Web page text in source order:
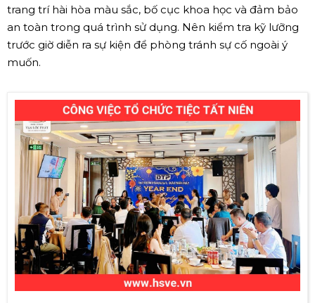
trang trí hài hòa màu sắc, bố cục khoa học và đảm bảo
an toàn trong quá trình sử dụng. Nên kiểm tra kỹ lưỡng
trước giờ diễn ra sự kiện để phòng tránh sự cố ngoài ý
muốn.